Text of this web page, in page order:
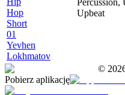
Hop
Short
01
Yevhen
Lokhmatov
Upbeat
©
Pobierz aplikację